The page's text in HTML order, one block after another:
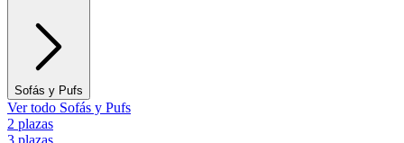
Sofás y Pufs
Ver todo Sofás y Pufs
2 plazas